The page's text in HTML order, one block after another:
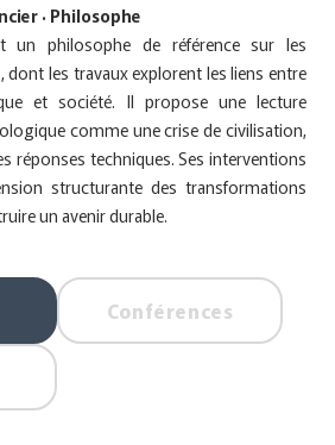
· Philosophe
un philosophe de référence sur les
les travaux explorent les liens entre
et société. Il propose une lecture
comme une crise de civilisation,
réponses techniques. Ses interventions
structurante des transformations
un avenir durable.
Conférences